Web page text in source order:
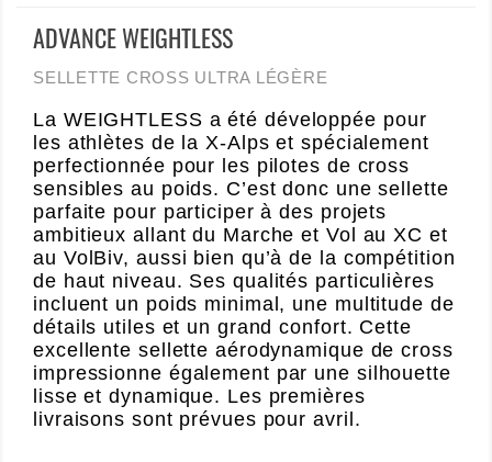
ADVANCE WEIGHTLESS
SELLETTE CROSS ULTRA LÉGÈRE
La WEIGHTLESS a été développée pour
les athlètes de la X-Alps et spécialement
perfectionnée pour les pilotes de cross
sensibles au poids. C’est donc une sellette
parfaite pour participer à des projets
ambitieux allant du Marche et Vol au XC et
au VolBiv, aussi bien qu’à de la compétition
de haut niveau. Ses qualités particulières
incluent un poids minimal, une multitude de
détails utiles et un grand confort. Cette
excellente sellette aérodynamique de cross
impressionne également par une silhouette
lisse et dynamique. Les premières
livraisons sont prévues pour avril.